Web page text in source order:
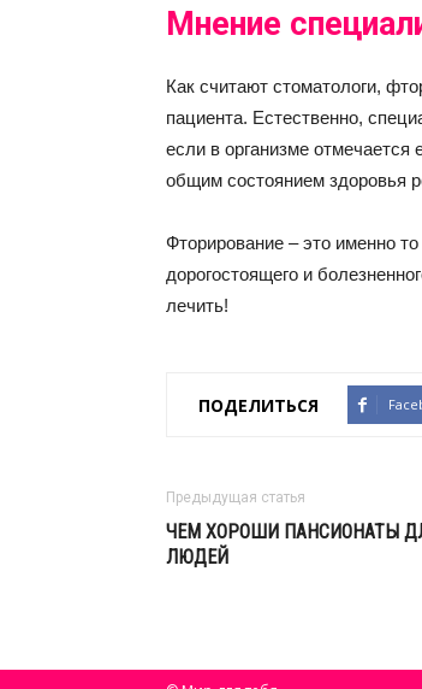
Мнение
Как считают стоматологи,
пациента. Естественно,
если в организме отмечается
общим состоянием здоровья
Фторирование – это именно
дорогостоящего и
лечить!
ПОДЕЛИТЬСЯ
Предыдущая статья
ЧЕМ ХОРОШИ ПАНСИОНАТЫ
ЛЮДЕЙ